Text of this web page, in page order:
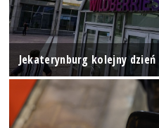
Jekaterynburg kolejny